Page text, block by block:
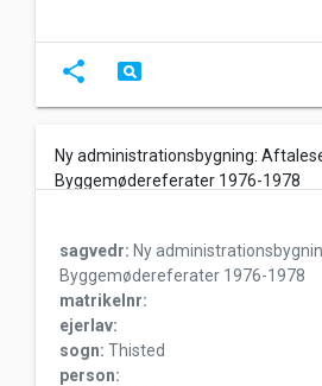
share pageview
Ny administrationsbygning:
Byggemødereferater 1976-1978
sagvedr: Ny
Byggemødereferater 1976-1978
matrikelnr:
ejerlav:
sogn: Thisted
person: